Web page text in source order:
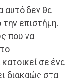
αυτό δεν θα
επιστήμη.
που να
σε ένα
διακαώς στα